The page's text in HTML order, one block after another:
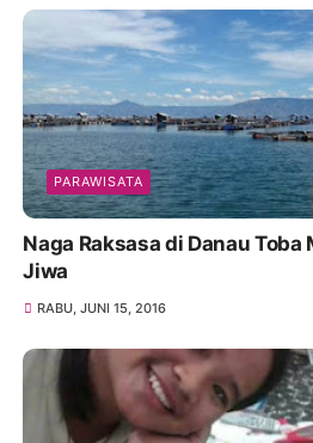
PARAWISATA
Naga Raksasa di Danau Toba
Jiwa
RABU, JUNI 15, 2016